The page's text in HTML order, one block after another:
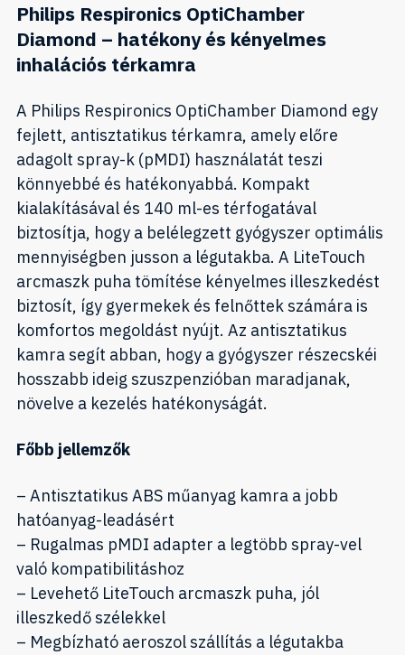
Philips Respironics OptiChamber
Diamond – hatékony és kényelmes
inhalációs térkamra
A Philips Respironics OptiChamber Diamond egy
fejlett, antisztatikus térkamra, amely előre
adagolt spray-k (pMDI) használatát teszi
könnyebbé és hatékonyabbá. Kompakt
kialakításával és 140 ml-es térfogatával
biztosítja, hogy a belélegzett gyógyszer optimális
mennyiségben jusson a légutakba. A LiteTouch
arcmaszk puha tömítése kényelmes illeszkedést
biztosít, így gyermekek és felnőttek számára is
komfortos megoldást nyújt. Az antisztatikus
kamra segít abban, hogy a gyógyszer részecskéi
hosszabb ideig szuszpenzióban maradjanak,
növelve a kezelés hatékonyságát.
Főbb jellemzők
– Antisztatikus ABS műanyag kamra a jobb
hatóanyag-leadásért
– Rugalmas pMDI adapter a legtöbb spray-vel
való kompatibilitáshoz
– Levehető LiteTouch arcmaszk puha, jól
illeszkedő szélekkel
– Megbízható aeroszol szállítás a légutakba